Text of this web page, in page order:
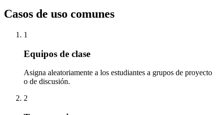
Casos de uso comunes
1
Equipos de clase
Asigna aleatoriamente a los estudiantes a grupos de proyecto
o de discusión.
2